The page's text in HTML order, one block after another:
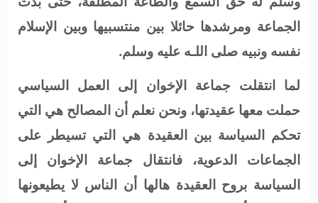
الجماعة ومرشدها حائلا بين منتسبيها وبين الإسلام
نفسه ونبيه صلى اللـه عليه وسلم.
لما انتقلت جماعة الإخوان إلى العمل السياسي
حملت معها عقيدتها، ونحن نعلم أن المصالح هي التي
تحكم السياسة بين العقيدة هي التي تسيطر على
الجماعات الدعوية، فانتقال جماعة الإخوان إلى
السياسة بروح العقيدة هالها أن الناس لا يطيعونها